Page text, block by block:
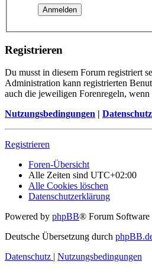
Registrieren
Du musst in diesem Forum registriert
Administration kann registrierten
auch die jeweiligen Forenregeln,
Nutzungsbedingungen |
Registrieren
Foren-Übersicht
Alle Zeiten sind UTC+02:00
Alle Cookies löschen
Datenschutzerklärung
Powered by phpBB® Forum
Deutsche Übersetzung durch
Datenschutz | Nutzungsbedingungen